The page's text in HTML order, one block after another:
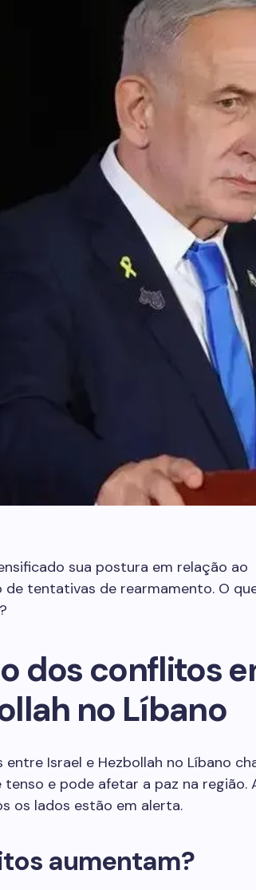
sua postura em relação ao
de tentativas de rearmamento. O
dos conflitos
no Líbano
Israel e Hezbollah no Líbano
e pode afetar a paz na região.
os lados estão em alerta.
aumentam?